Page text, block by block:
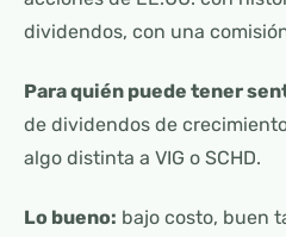
dividendos, con una
Para quién puede tener
de dividendos de
algo distinta a VIG o SCHD.
Lo bueno: bajo costo, buen